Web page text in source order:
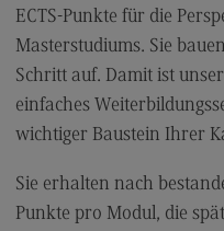
ECTS-Punkte für die
Masterstudiums. Sie
Schritt auf. Damit ist
einfaches
wichtiger Baustein Ihrer
Sie erhalten nach
Punkte pro Modul, die